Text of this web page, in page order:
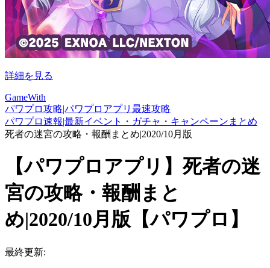
詳細を見る
GameWith
パワプロ攻略|パワプロアプリ最速攻略
パワプロ速報|最新イベント・ガチャ・キャンペーンまとめ
死者の迷宮の攻略・報酬まとめ|2020/10月版
【パワプロアプリ】死者の迷
宮の攻略・報酬まと
め|2020/10月版【パワプロ】
最終更新: